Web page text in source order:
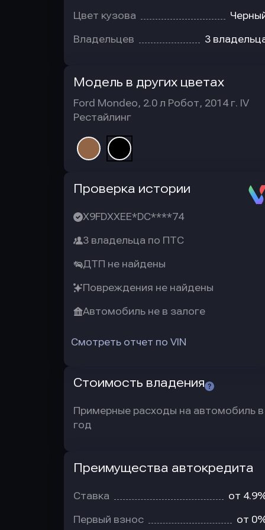
Цвет кузова
Владельцев 3
Модель в других цветах
Ford Mondeo, 2.0 л Робот, 2014 г. IV
Рестайлинг
Проверка истории
X9FDXXEE*DC****74
3 владельца по ПТС
ДТП не найдены
Повреждения не найдены
Автомобиль не в залоге
Смотреть отчет по VIN
Стоимость владения
Примерные расходы на автомобиль в
год
Преимущества автокредита
Ставка от
Первый взнос от